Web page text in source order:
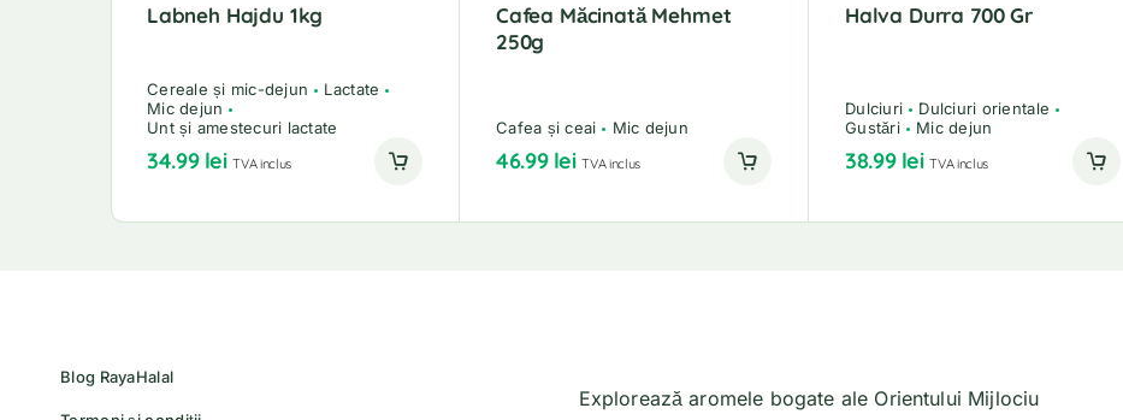
Labneh Hajdu 1kg
Cereale și mic-dejun
Lactate
Mic dejun
Unt și amestecuri lactate
34.99 lei TVA inclus
Cafea Măcinată Mehmet
250g
Cafea și ceai Mic dejun
46.99 lei TVA inclus
Halva Durra 700 Gr
Dulciuri
Dulciuri orientale
Gustări
Mic dejun
38.99 lei TVA inclus
Blog RayaHalal
Explorează aromele bogate ale Orientului Mijlociu